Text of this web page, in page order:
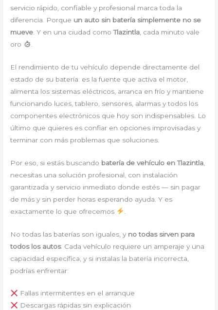
servicio rápido, confiable y profesional marca toda la
diferencia. Porque un auto sin batería simplemente no se
mueve . Y en una ciudad comoTlazintla , cada minuto vale
oro
El rendimiento de tu vehículo depende directamente del
estado de su batería: es la fuente que activa el motor,
alimenta los sistemas eléctricos, arranca en frío y mantiene
funcionando luces, tablero, sensores, alarmas y todos los
componentes electrónicos que hoy son indispensables. Lo
último que quieres es confiar en opciones improvisadas y
terminar con más problemas que soluciones.
Por eso, si estás buscando batería de vehículo en Tlazintla
necesitas una solución profesional, con instalación
garantizada y servicio inmediato donde estés — sin pagar
de más y sin perder horas esperando ayuda. Y es
exactamente lo que ofrecemos
No todas las baterías son iguales, y no todas sirven para
todos los autos. Cada vehículo requiere un amperaje y una
capacidad específica, y si instalas la batería incorrecta,
podrías enfrentar:
Fallas intermitentes en el arranque
Descargas rápidas sin explicación